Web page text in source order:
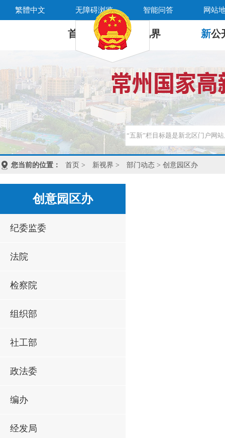
繁體中文 无障碍浏览 智能问答 网站
首 页 新 视界 新公
您当前的位置： 首页 > 新视界 > 部门动态 > 创意园区办
创意园区办
纪委监委
法院
检察院
组织部
社工部
政法委
编办
经发局